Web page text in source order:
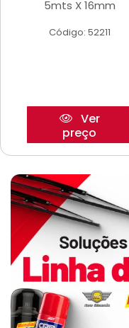
5mts X 16mm
Código: 52211
Ver
preço